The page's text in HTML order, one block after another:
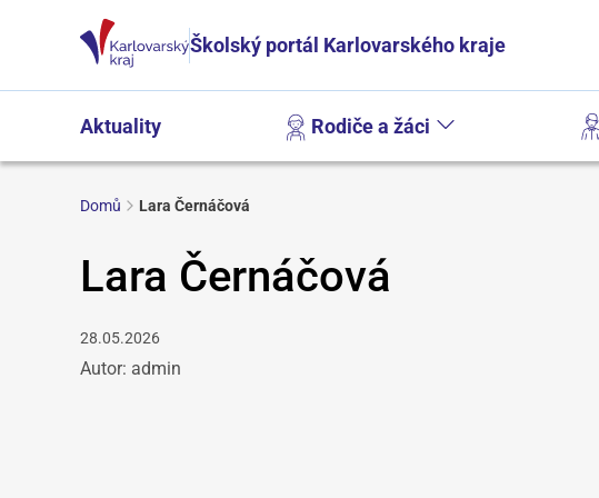
Školský portál Karlovarského kraje
Aktuality Rodiče a žáci
Domů Lara Černáčová
Lara Černáčová
28.05.2026
Autor: admin